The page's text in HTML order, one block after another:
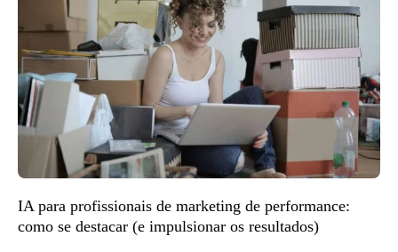
IA para profissionais de marketing de performance:
como se destacar (e impulsionar os resultados)